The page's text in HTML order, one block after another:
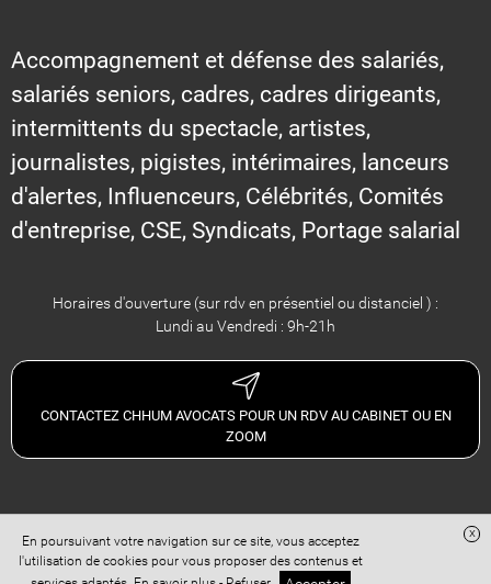
Accompagnement et défense des salariés,
salariés seniors, cadres, cadres dirigeants,
intermittents du spectacle, artistes,
journalistes, pigistes, intérimaires, lanceurs
d'alertes, Influenceurs, Célébrités, Comités
d'entreprise, CSE, Syndicats, Portage salarial
Horaires d'ouverture (sur rdv en présentiel ou distanciel ) :
Lundi au Vendredi : 9h-21h
CONTACTEZ CHHUM AVOCATS POUR UN RDV AU CABINET OU EN
ZOOM
Site réalisé avecDigital Avocat
Accès administration
Confidentialité
Conditions Générales de Vente
En poursuivant votre navigation sur ce site, vous acceptez
l'utilisation de cookies pour vous proposer des contenus et
x